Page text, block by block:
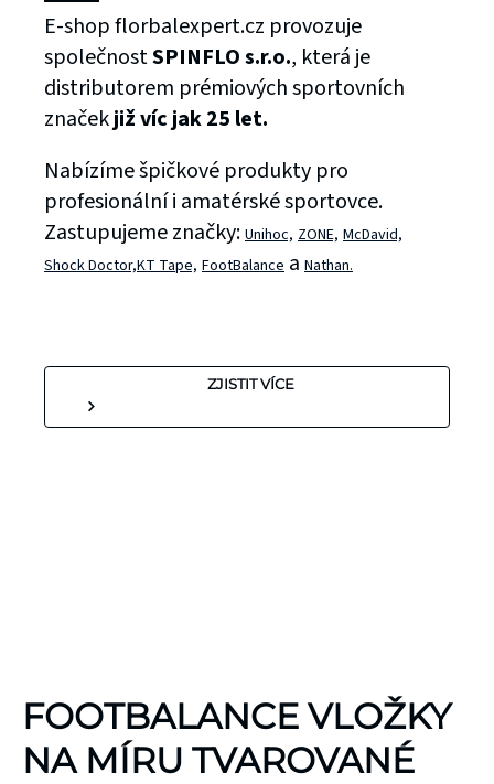
E-shop florbalexpert.cz provozuje
společnostSPINFLO s.r.o., která je
distributorem prémiových sportovních
značekjiž víc jak 25 let.
Nabízíme špičkové produkty pro
profesionální i amatérské sportovce.
Zastupujeme značky: Unihoc, ZONE, McDavid,
Shock Doctor,KT Tape, FootBalance a Nathan.
ZJISTIT VÍCE
FOOTBALANCE VLOŽKY
NA MÍRU TVAROVANÉ
KINEZIOLOGICKÉ
TEJPY
KT TAPE